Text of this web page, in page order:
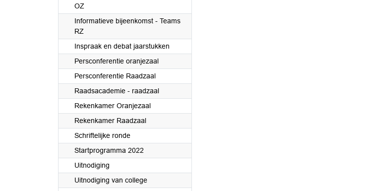
OZ
Informatieve bijeenkomst - Teams
RZ
Inspraak en debat jaarstukken
Persconferentie oranjezaal
Persconferentie Raadzaal
Raadsacademie - raadzaal
Rekenkamer Oranjezaal
Rekenkamer Raadzaal
Schriftelijke ronde
Startprogramma 2022
Uitnodiging
Uitnodiging van college